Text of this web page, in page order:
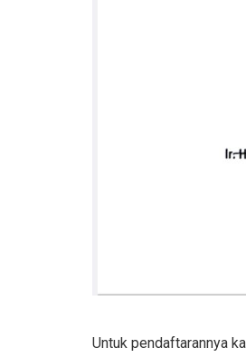
Untuk pendaftarannya